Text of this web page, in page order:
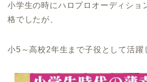
小学生の時にハロプロオーディショ
格でしたが、
小5～高校2年生まで子役として活躍